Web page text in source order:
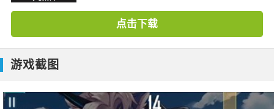
点击下载
游戏截图